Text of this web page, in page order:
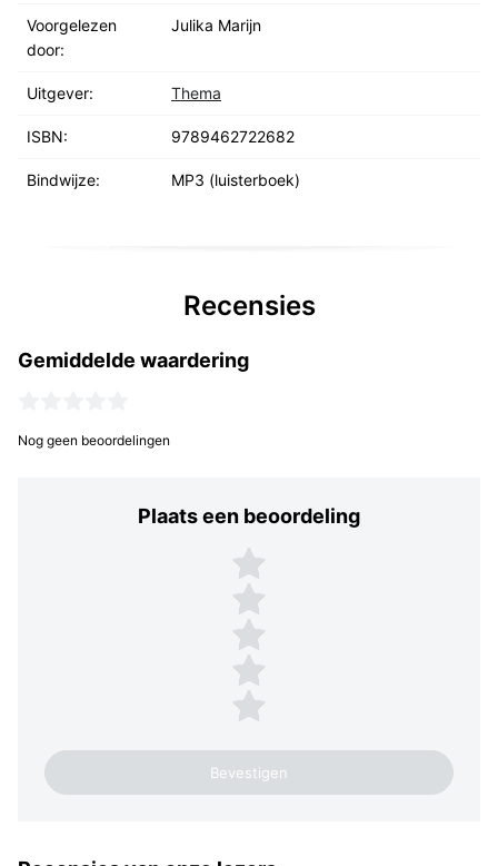
Voorgelezen
door:
Julika Marijn
Uitgever: Thema
ISBN: 9789462722682
Bindwijze: MP3 (luisterboek)
Recensies
Gemiddelde waardering
Nog geen beoordelingen
Plaats een beoordeling
Plaats een beoordeling
5 sterren
4 sterren
3 sterren
2 sterren
1 ster